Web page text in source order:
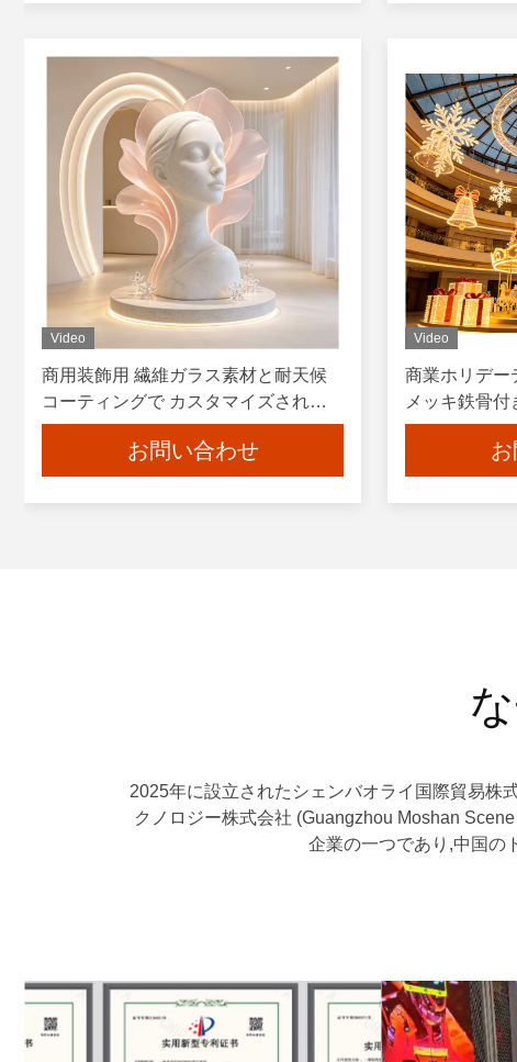
Video
商用装飾用 繊維ガラス素材と耐天候
コーティングで カスタマイズされた
美容彫刻
お問い合わせ
Video
商業ホリデー
メッキ鉄骨
RGB照明ク
2025年に設立されたシェンバオライ国際貿易株
クノロジー株式会社 (Guangzhou Moshan
企業の一つであり,中国の